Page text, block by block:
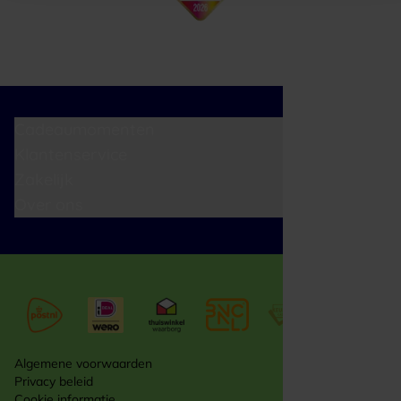
Algemene voorwaarden
Privacy beleid